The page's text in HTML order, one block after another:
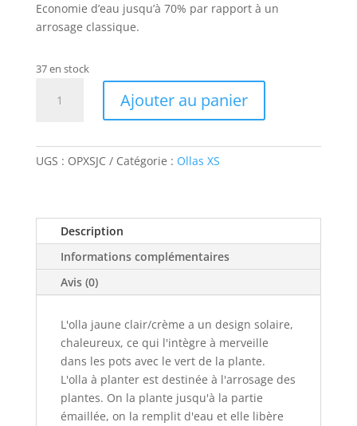
Economie d’eau jusqu’à 70% par rapport à un
arrosage classique.
37 en stock
planter
Jaune
clair/crème
Ajouter au panier
UGS : OPXSJC Catégorie : Ollas XS
Description
Informations complémentaires
Avis (0)
L'olla jaune clair/crème a un design solaire,
chaleureux, ce qui l'intègre à merveille
dans les pots avec le vert de la plante.
L'olla à planter est destinée à l'arrosage des
plantes. On la plante jusqu'à la partie
émaillée, on la remplit d'eau et elle libère